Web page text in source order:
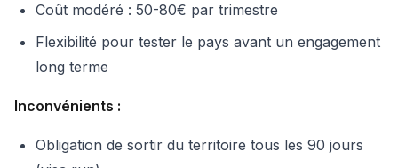
Coût modéré : 50-80€ par trimestre
Flexibilité pour tester le pays avant un engagement
long terme
Inconvénients :
Obligation de sortir du territoire tous les 90 jours